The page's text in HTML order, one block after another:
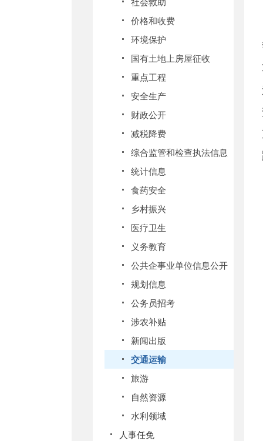
价格和收费
环境保护
国有土地上房屋征收
重点工程
安全生产
财政公开
减税降费
综合监管和检查执法信息
统计信息
食药安全
乡村振兴
医疗卫生
义务教育
公共企事业单位信息公开
规划信息
公务员招考
涉农补贴
新闻出版
交通运输
旅游
自然资源
水利领域
人事任免